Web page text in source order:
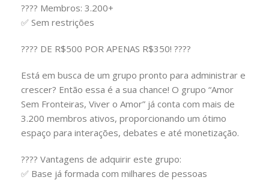
???? Membros: 3.200+
✅ Sem restrições
???? DE R$500 POR APENAS R$350! ????
Está em busca de um grupo pronto para administrar e
crescer? Então essa é a sua chance! O grupo “Amor
Sem Fronteiras, Viver o Amor” já conta com mais de
3.200 membros ativos, proporcionando um ótimo
espaço para interações, debates e até monetização.
???? Vantagens de adquirir este grupo:
✅ Base já formada com milhares de pessoas